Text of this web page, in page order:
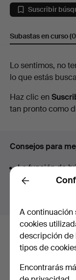
sellos
Laholms
Suscribir
Subastas en curso
Subastas
curso
Lo sentimos, no
lo que estás
Haz clic en
tan pronto como
Consejos para
La función de
palabras. Por
Estos son
tu
Back
A continuación
cookies
descripción de
tipos de
Encontrarás